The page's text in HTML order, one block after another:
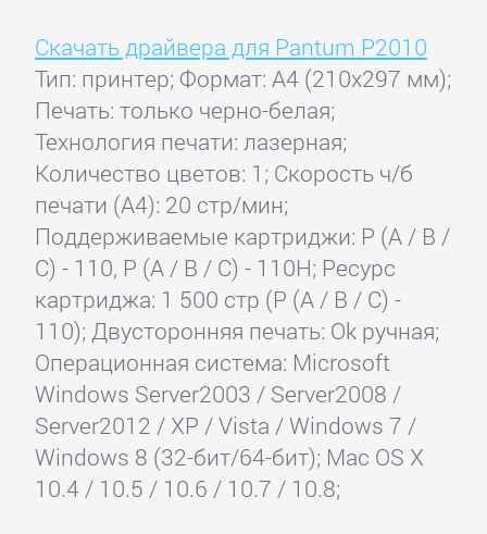
Скачать драйвера для Pantum P2010
Тип: принтер; Формат: A4 (210x297 мм);
Печать: только черно-белая;
Технология печати: лазерная;
Количество цветов: 1; Скорость ч/б
печати (А4): 20 стр/мин;
Поддерживаемые картриджи: P (A / B /
C) - 110, Р (А / В / С) - 110H; Ресурс
картриджа: 1 500 стр (P (A / B / C) -
110); Двусторонняя печать: Ok ручная;
Операционная система: Microsoft
Windows Server2003 / Server2008 /
Server2012 / XP / Vista / Windows 7 /
Windows 8 (32-бит/64-бит); Mac OS X
10.4 / 10.5 / 10.6 / 10.7 / 10.8;